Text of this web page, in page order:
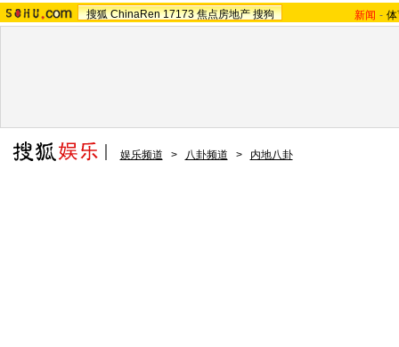
搜狐 ChinaRen 17173 焦点房地产 搜狗 新闻 -
娱乐频道 > 八卦频道 > 内地八卦